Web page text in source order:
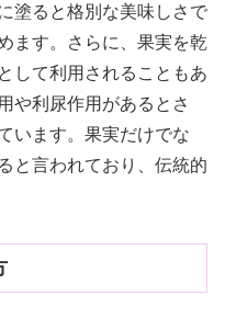
塗ると格別な美味しさで
ます。さらに、果実を乾
して利用されることもあ
や利尿作用があるとさ
います。果実だけでな
と言われており、伝統的